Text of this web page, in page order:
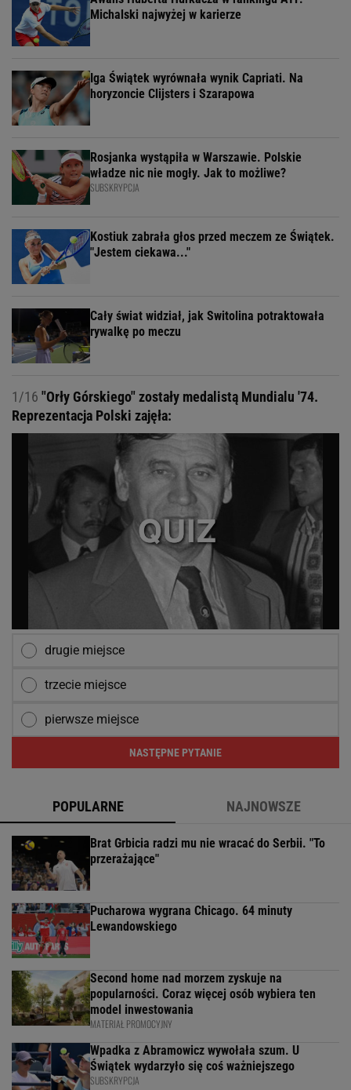
Michalski najwyżej w karierze
Iga Świątek wyrównała wynik Capriati. Na
horyzoncie Clijsters i Szarapowa
Rosjanka wystąpiła w Warszawie. Polskie
władze nic nie mogły. Jak to możliwe?
SUBSKRYPCJA
Kostiuk zabrała głos przed meczem ze Świątek.
"Jestem ciekawa..."
Cały świat widział, jak Switolina potraktowała
rywalkę po meczu
1/16 "Orły Górskiego" zostały medalistą Mundialu '74.
Reprezentacja Polski zajęła:
drugie miejsce
trzecie miejsce
pierwsze miejsce
NASTĘPNE PYTANIE
POPULARNE NAJNOWSZE
Brat Grbicia radzi mu nie wracać do Serbii. "To
przerażające"
Pucharowa wygrana Chicago. 64 minuty
Lewandowskiego
Second home nad morzem zyskuje na
popularności. Coraz więcej osób wybiera ten
model inwestowania
MATERIAŁ PROMOCYJNY
Wpadka z Abramowicz wywołała szum. U
Świątek wydarzyło się coś ważniejszego
SUBSKRYPCJA